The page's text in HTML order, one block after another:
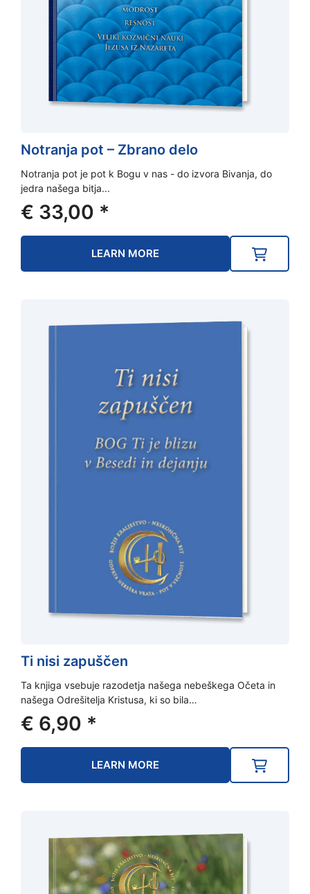
Notranja pot – Zbrano delo
Notranja pot je pot k Bogu v nas - do izvora Bivanja, do
jedra našega bitja...
€ 33,00 *
LEARN MORE
Ti nisi zapuščen
Ta knjiga vsebuje razodetja našega nebeškega Očeta in
našega Odrešitelja Kristusa, ki so bila…
€ 6,90 *
LEARN MORE